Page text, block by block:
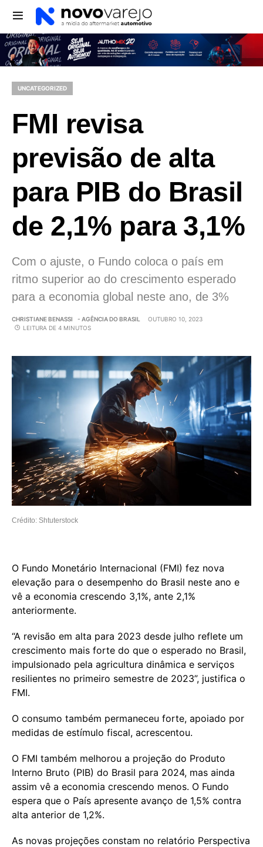
UNCATEGORIZED
FMI revisa
previsão de alta
para PIB do Brasil
de 2,1% para 3,1%
Com o ajuste, o Fundo coloca o país em
ritmo superior ao do crescimento esperado
para a economia global neste ano, de 3%
CHRISTIANE BENASSI - AGÊNCIA DO BRASIL
OUTUBRO 10, 2023
LEITURA DE 4 MINUTOS
Crédito: Shtuterstock
O Fundo Monetário Internacional (FMI) fez nova
elevação para o desempenho do Brasil neste ano e
vê a economia crescendo 3,1%, ante 2,1%
anteriormente.
“A revisão em alta para 2023 desde julho reflete um
crescimento mais forte do que o esperado no Brasil,
impulsionado pela agricultura dinâmica e serviços
resilientes no primeiro semestre de 2023”, justifica o
FMI.
O consumo também permaneceu forte, apoiado por
medidas de estímulo fiscal, acrescentou.
O FMI também melhorou a projeção do Produto
Interno Bruto (PIB) do Brasil para 2024, mas ainda
assim vê a economia crescendo menos. O Fundo
espera que o País apresente avanço de 1,5% contra
alta anterior de 1,2%.
As novas projeções constam no relatório Perspectiva